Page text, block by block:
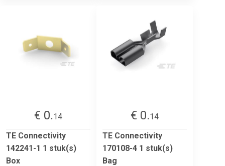
€ 0.14
TE Connectivity
142241-1 1 stuk(s)
Box
€ 0.14
TE Connectivity
170108-4 1 stuk(s)
Bag